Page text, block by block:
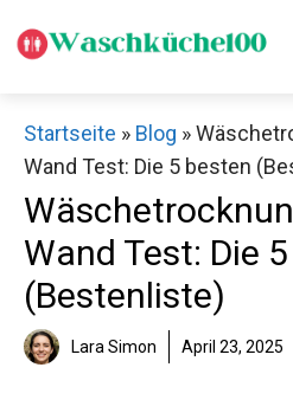
Inhalt
Startseite » Blog »
Wand Test: Die 5 besten
Wand Test: Die
(Bestenliste)
Lara Simon April 23, 2025